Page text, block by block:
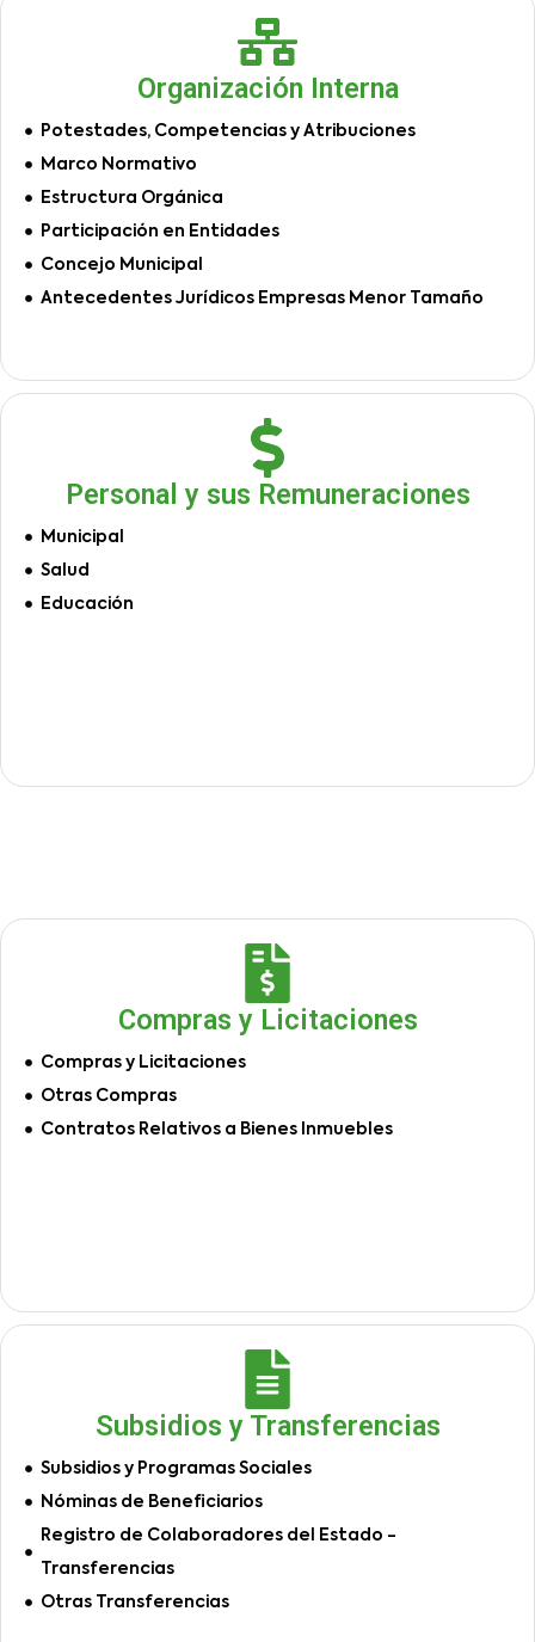
Organización Interna
Potestades, Competencias y Atribuciones
Marco Normativo
Estructura Orgánica
Participación en Entidades
Concejo Municipal
Antecedentes Jurídicos Empresas Menor Tamaño
Personal y sus Remuneraciones
Municipal
Salud
Educación
Compras y Licitaciones
Compras y Licitaciones
Otras Compras
Contratos Relativos a Bienes Inmuebles
Subsidios y Transferencias
Subsidios y Programas Sociales
Nóminas de Beneficiarios
Registro de Colaboradores del Estado -
Transferencias
Otras Transferencias